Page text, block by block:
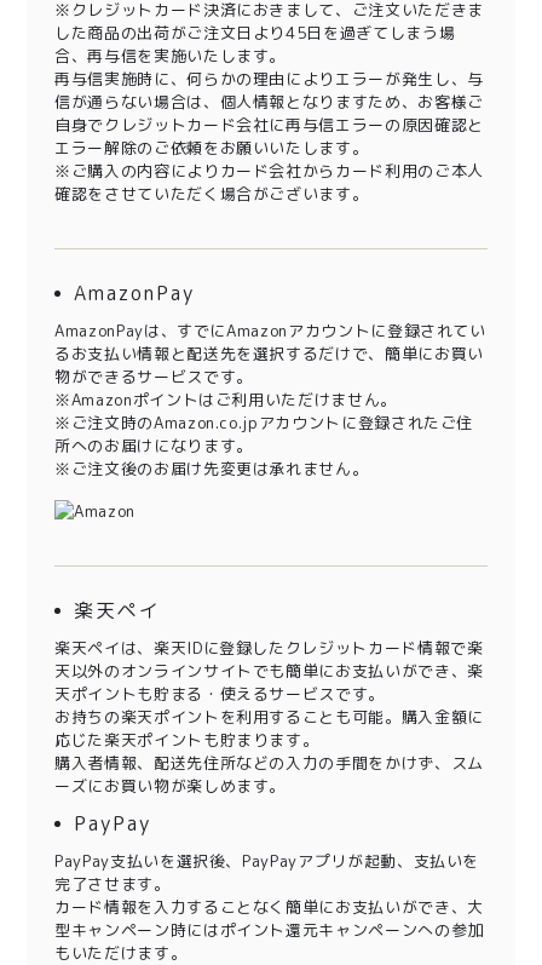
※クレジットカード決済におきまして、ご注文いただきま
した商品の出荷がご注文日より45日を過ぎてしまう場
合、再与信を実施いたします。
再与信実施時に、何らかの理由によりエラーが発生し、与
信が通らない場合は、個人情報となりますため、お客様ご
自身でクレジットカード会社に再与信エラーの原因確認と
エラー解除のご依頼をお願いいたします。
※ご購入の内容によりカード会社からカード利用のご本人
確認をさせていただく場合がございます。
AmazonPay
AmazonPayは、すでにAmazonアカウントに登録されてい
るお支払い情報と配送先を選択するだけで、簡単にお買い
物ができるサービスです。
※Amazonポイントはご利用いただけません。
※ご注文時のAmazon.co.jpアカウントに登録されたご住
所へのお届けになります。
※ご注文後のお届け先変更は承れません。
楽天ペイ
楽天ペイは、楽天IDに登録したクレジットカード情報で楽
天以外のオンラインサイトでも簡単にお支払いができ、楽
天ポイントも貯まる・使えるサービスです。
お持ちの楽天ポイントを利用することも可能。購入金額に
応じた楽天ポイントも貯まります。
購入者情報、配送先住所などの入力の手間をかけず、スム
ーズにお買い物が楽しめます。
PayPay
PayPay支払いを選択後、PayPayアプリが起動、支払いを
完了させます。
カード情報を入力することなく簡単にお支払いができ、大
型キャンペーン時にはポイント還元キャンペーンへの参加
もいただけます。